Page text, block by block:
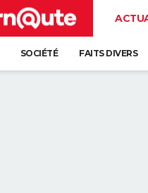
SOCIÉTÉ FAITS DIVERS